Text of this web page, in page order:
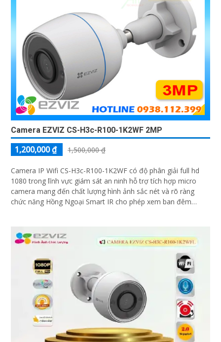
Camera EZVIZ CS-H3c-R100-1K2WF 2MP
1,200,000 ₫ 1,500,000 ₫
Camera IP Wifi CS-H3c-R100-1K2WF có độ phân giải full hd
1080 trong lĩnh vực giám sát an ninh hỗ trợ tích hợp micro
camera mang đến chất lượng hình ảnh sắc nét và rõ ràng
chức năng Hồng Ngoại Smart IR cho phép xem ban đêm